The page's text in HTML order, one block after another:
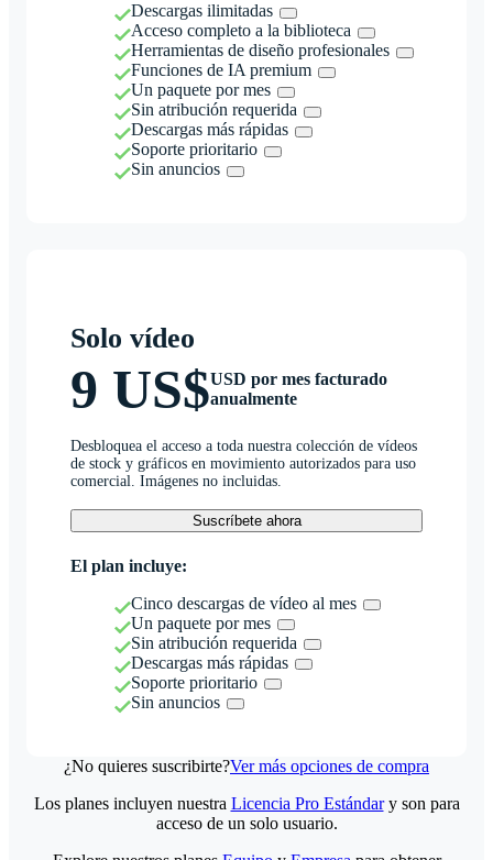
Descargas ilimitadas
Acceso completo a la biblioteca
Herramientas de diseño profesionales
Funciones de IA premium
Un paquete por mes
Sin atribución requerida
Descargas más rápidas
Soporte prioritario
Sin anuncios
Solo vídeo
9 US$USD por mes facturado
anualmente
Desbloquea el acceso a toda nuestra colección de vídeos
de stock y gráficos en movimiento autorizados para uso
comercial. Imágenes no incluidas.
Suscríbete ahora
El plan incluye:
Cinco descargas de vídeo al mes
Un paquete por mes
Sin atribución requerida
Descargas más rápidas
Soporte prioritario
Sin anuncios
¿No quieres suscribirte?Ver más opciones de compra
Los planes incluyen nuestra Licencia Pro Estándary son para
acceso de un solo usuario.